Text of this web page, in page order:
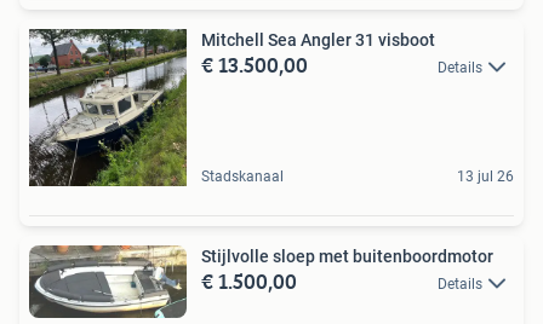
Mitchell Sea Angler 31 visboot
€ 13.500,00 Details
Stadskanaal 13 jul 26
Stijlvolle sloep met buitenboordmotor
€ 1.500,00 Details